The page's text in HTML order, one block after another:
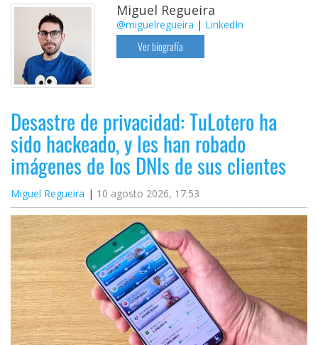
Miguel Regueira
@miguelregueira | LinkedIn
Ver biografía
Desastre de privacidad: TuLotero ha
sido hackeado, y les han robado
imágenes de los DNIs de sus clientes
Miguel Regueira 10 agosto 2026, 17:53